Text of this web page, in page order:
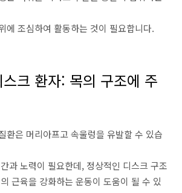
에 조심하여 활동하는 것이 필요합니다.
스크 환자: 목의 구조에 주
환은 머리아프고속울렁을 유발할수 있습
과노력이 필요한데, 정상적인 디스크 구조
근육을 강화하는 운동이 도움이 될 수 있